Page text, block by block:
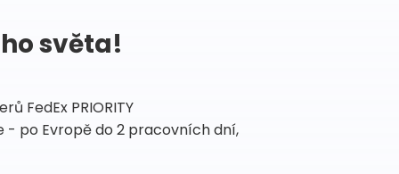
světa!
FedEx PRIORITY
- po Evropě do 2 pracovních dní,